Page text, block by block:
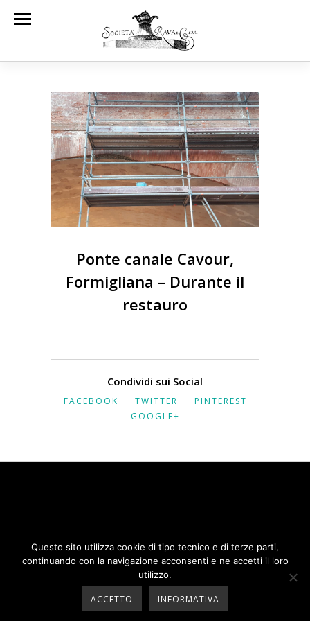
Ponte canale Cavour,
Formigliana – Durante il
restauro
Condividi sui Social
FACEBOOK TWITTER
PINTEREST
GOOGLE+
COPYRIGHT 2020 | SOCIETÀ RAVA E C
SRL | P.IVA 06416650015 | PRIVACY |
INFORMATIVA COOKIE
PLEASE CONTACT BLICKPRIF YOU ARE
ENVIOUS OF THIS WEB SITE
Questo sito utilizza cookie di tipo tecnico e di terze parti,
continuando con la navigazione acconsenti e ne accetti il loro
utilizzo.
ACCETTO INFORMATIVA